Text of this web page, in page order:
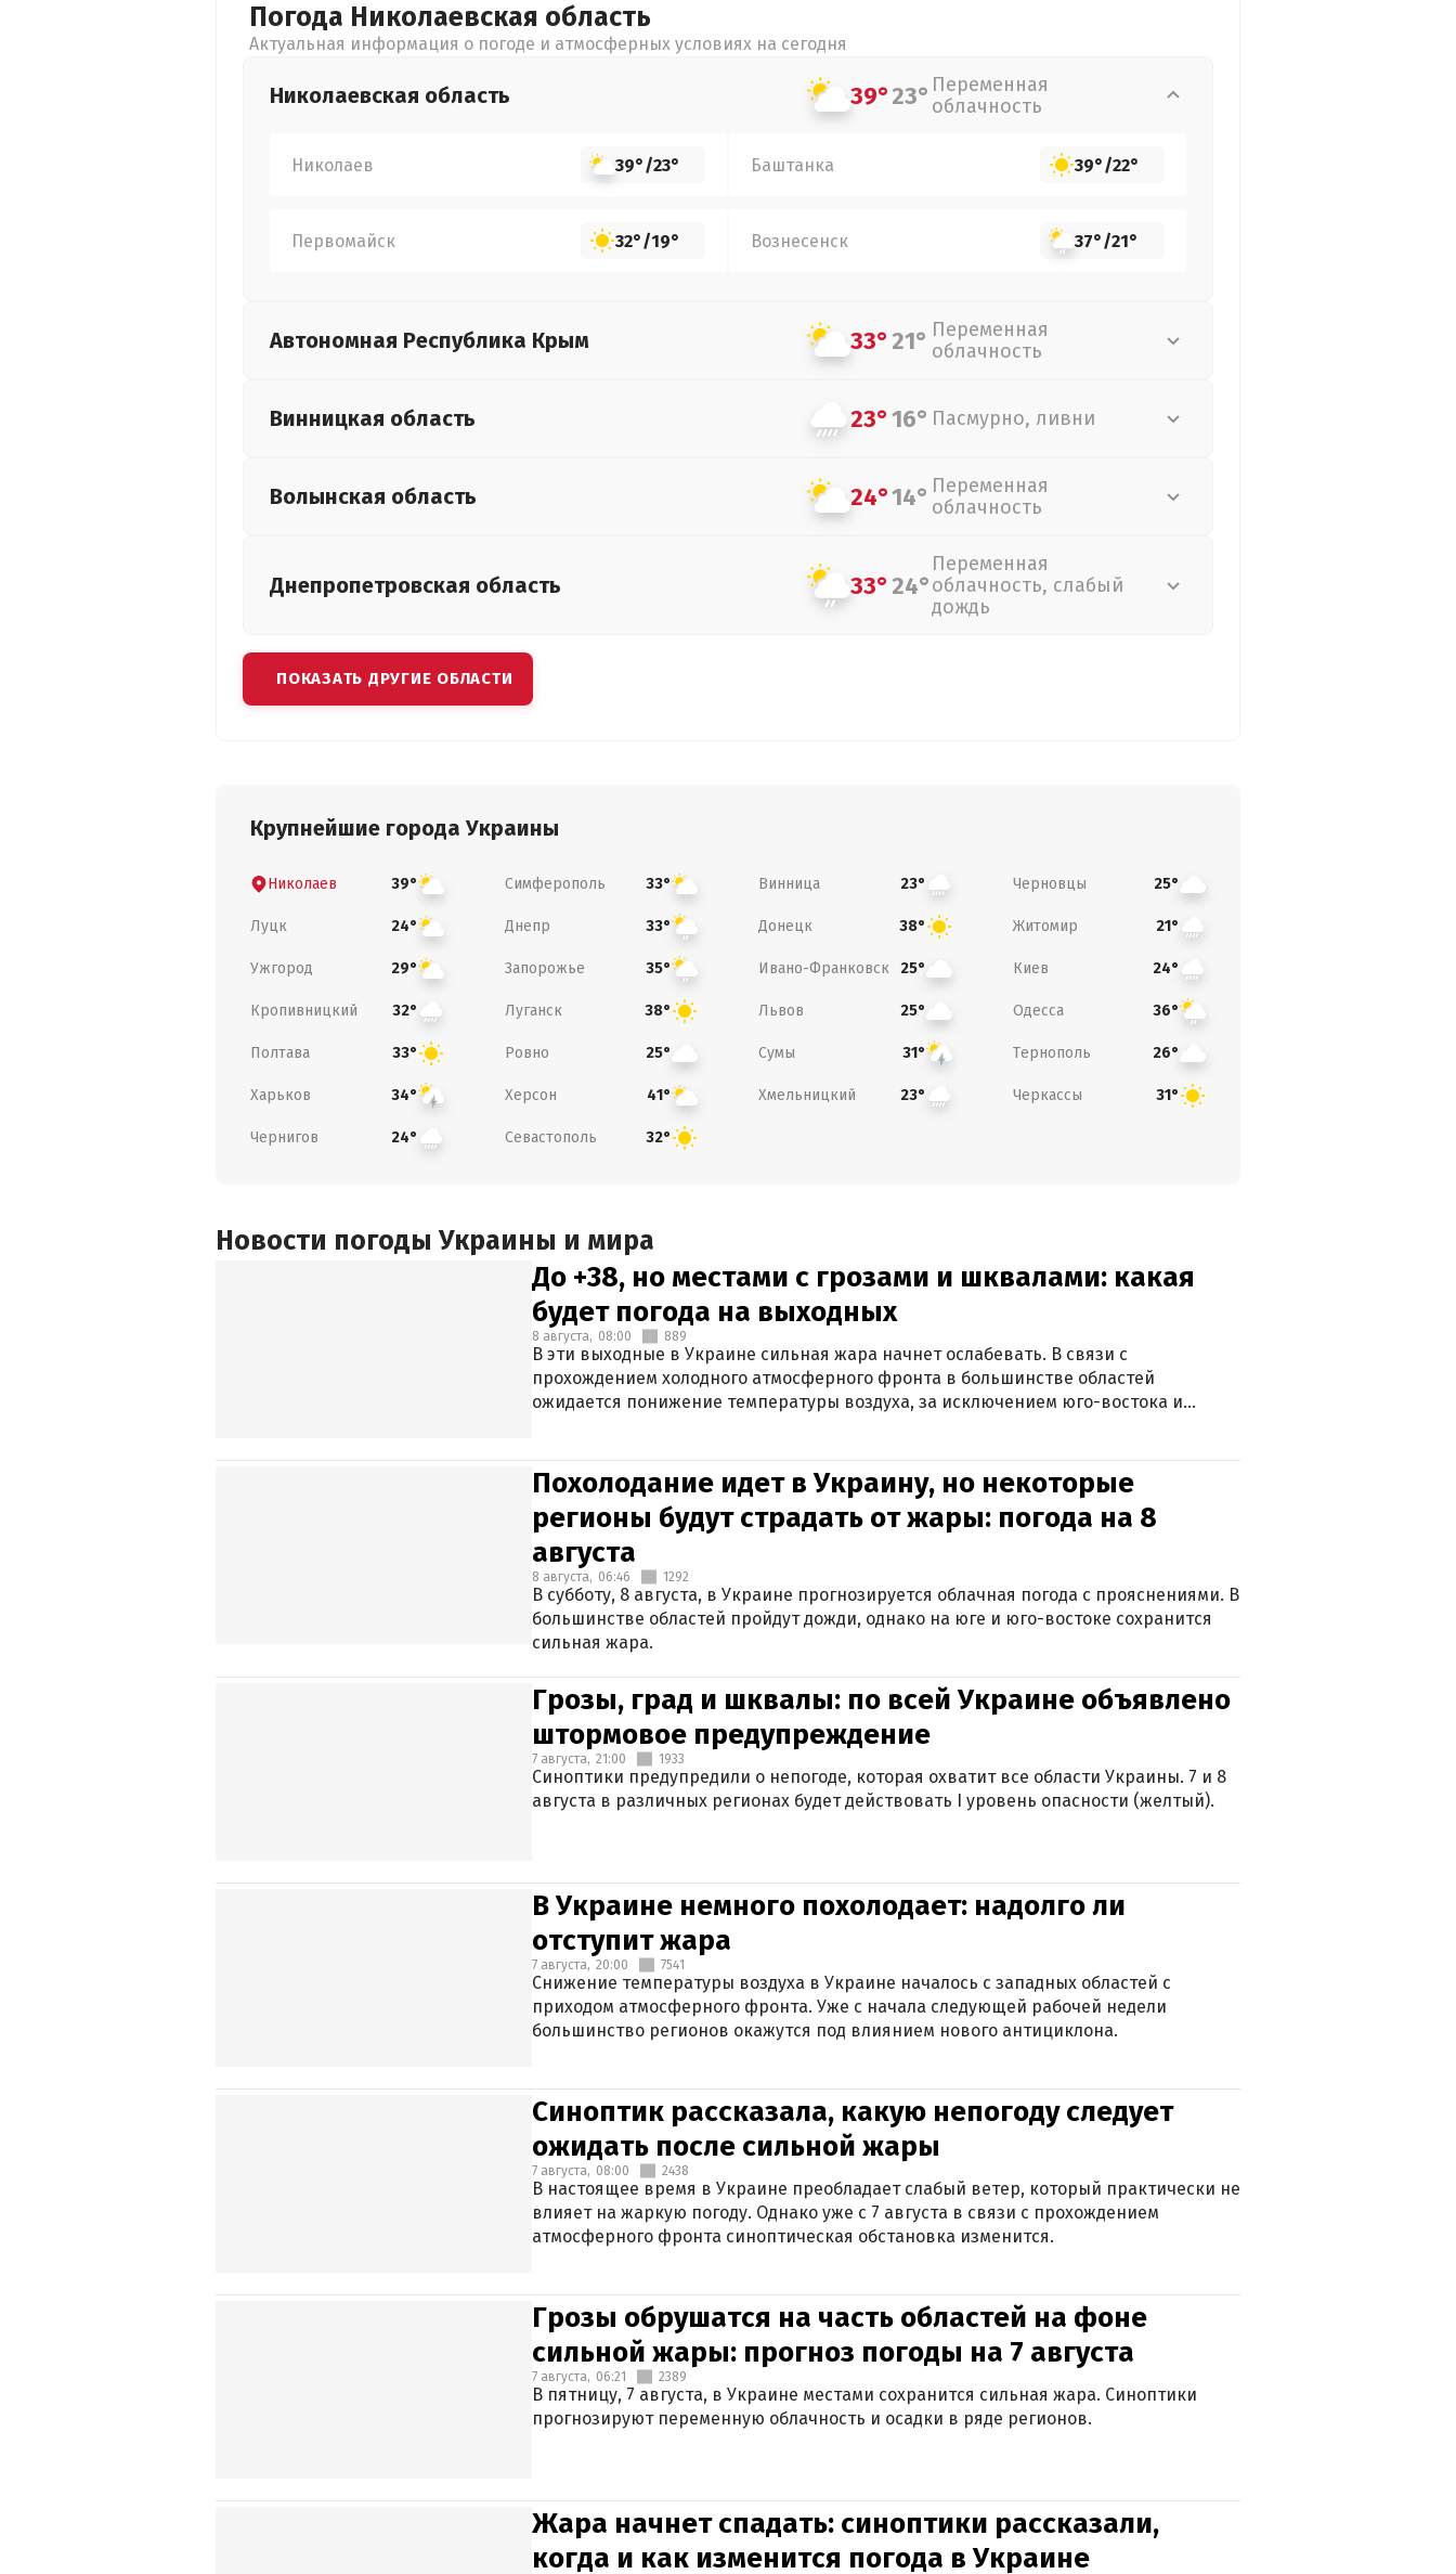
Погода Николаевская область
Актуальная информация о погоде и атмосферных условиях на сегодня
Николаевская область 39°23° Переменная
облачность
Николаев 39°/23° Баштанка 39°/22°
Первомайск 32°/19° Вознесенск 37°/21°
Автономная Республика Крым 33°21° Переменная
облачность
Винницкая область 23°16° Пасмурно, ливни
Волынская область 24°14° Переменная
облачность
Днепропетровская область 33°24°
Переменная
облачность, слабый
дождь
ПОКАЗАТЬ ДРУГИЕ ОБЛАСТИ
Крупнейшие города Украины
Николаев 39° Симферополь 33° Винница 23° Черновцы 25°
Луцк 24° Днепр 33° Донецк 38° Житомир 21°
Ужгород 29° Запорожье 35° Ивано-Франковск 25° Киев 24°
Кропивницкий 32° Луганск 38° Львов 25° Одесса 36°
Полтава 33° Ровно 25° Сумы 31° Тернополь 26°
Харьков 34° Херсон 41° Хмельницкий 23° Черкассы 31°
Чернигов 24° Севастополь 32°
Новости погоды Украины и мира
До +38, но местами с грозами и шквалами: какая
будет погода на выходных
8 августа, 08:00 889
В эти выходные в Украине сильная жара начнет ослабевать. В связи с
прохождением холодного атмосферного фронта в большинстве областей
ожидается понижение температуры воздуха, за исключением юго-востока и
Похолодание идет в Украину, но некоторые
регионы будут страдать от жары: погода на 8
августа
8 августа, 06:46 1292
В субботу, 8 августа, в Украине прогнозируется облачная погода с прояснениями. В
большинстве областей пройдут дожди, однако на юге и юго-востоке сохранится
сильная жара.
Грозы, град и шквалы: по всей Украине объявлено
штормовое предупреждение
7 августа, 21:00 1933
Синоптики предупредили о непогоде, которая охватит все области Украины. 7 и 8
августа в различных регионах будет действовать I уровень опасности (желтый).
В Украине немного похолодает: надолго ли
отступит жара
7 августа, 20:00 7541
Снижение температуры воздуха в Украине началось с западных областей с
приходом атмосферного фронта. Уже с начала следующей рабочей недели
большинство регионов окажутся под влиянием нового антициклона.
Синоптик рассказала, какую непогоду следует
ожидать после сильной жары
7 августа, 08:00 2438
В настоящее время в Украине преобладает слабый ветер, который практически не
влияет на жаркую погоду. Однако уже с 7 августа в связи с прохождением
атмосферного фронта синоптическая обстановка изменится.
Грозы обрушатся на часть областей на фоне
сильной жары: прогноз погоды на 7 августа
7 августа, 06:21 2389
В пятницу, 7 августа, в Украине местами сохранится сильная жара. Синоптики
прогнозируют переменную облачность и осадки в ряде регионов.
Жара начнет спадать: синоптики рассказали,
когда и как изменится погода в Украине